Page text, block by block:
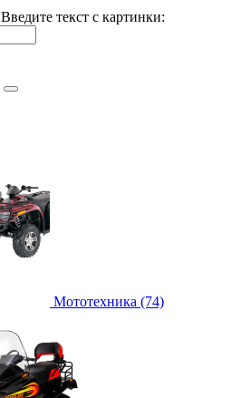
Введите текст с картинки:
Мототехника (74)